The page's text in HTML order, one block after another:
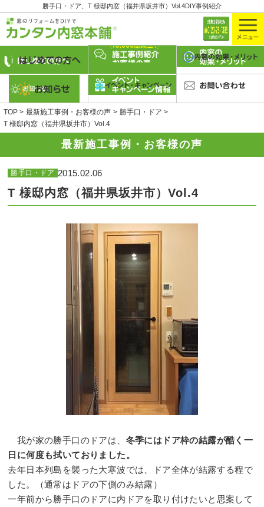
勝手口・ドア、T 様邸内窓（福井県坂井市）Vol.4DIY事例紹介
最新施工事例・お客様の声
TOP 最新施工事例・お客様の声
勝手口・ドア
T 様邸内窓（福井県坂井市）Vol.4
勝手口・ドア 2015.02.06
T 様邸内窓（福井県坂井市）Vol.4
我が家の勝手口のドアは、 冬季にはドア枠の結露が酷く一
日に何度も拭いておりました。
去年日本列島を襲った大寒波では、ドア全体が結露する程で
した。（通常はドアの下側のみ結露）
一年前から勝手口のドアに内ドアを取り付けたいと思案して